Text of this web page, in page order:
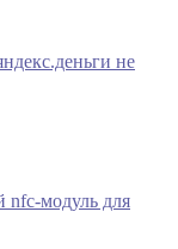
не
модуль для